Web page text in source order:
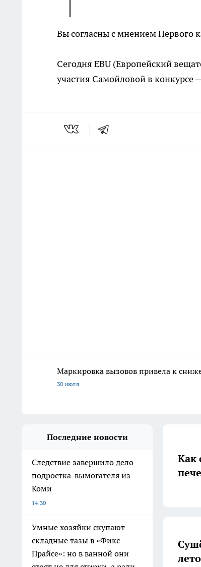
Вы согласны с мнением Первого
Сегодня EBU (Европейский
участия Самойловой в конкурсе
Маркировка вызовов привела к
30 июля
Последние новости
Следствие завершило дело
подростка-вымогателя из
Коми
14:30
Умные хозяйки скупают
складные тазы в «Фикс
Прайсе»: но в ванной они
Как